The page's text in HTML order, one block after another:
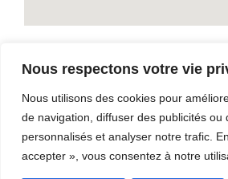
Nous respectons votre vie
Nous utilisons des cookies pour
de navigation, diffuser des publicités ou
personnalisés et analyser notre trafic.
accepter », vous consentez à notre
Bibliothèque collégiale et
de Thetford Mines
671 Boulevard Frontenac O, Thetford Mines, QC